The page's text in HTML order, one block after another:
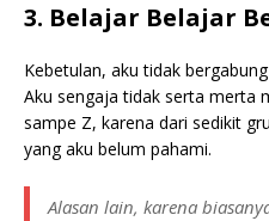
3. Belajar Belajar
Kebetulan, aku tidak
Aku sengaja tidak serta merta
sampe Z, karena dari sedikit
yang aku belum pahami.
Alasan lain, karena